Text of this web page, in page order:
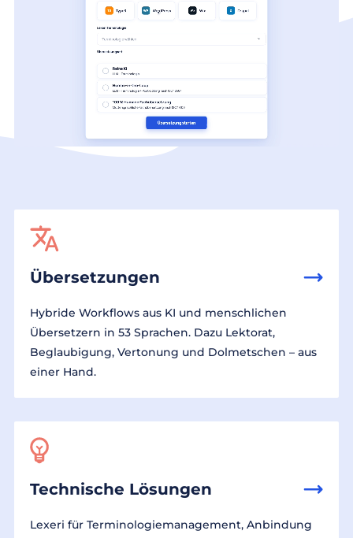
Übersetzungen
Hybride Workflows aus KI und menschlichen
Übersetzern in 53 Sprachen. Dazu Lektorat,
Beglaubigung, Vertonung und Dolmetschen – aus
einer Hand.
Technische Lösungen
Lexeri für Terminologiemanagement, Anbindung